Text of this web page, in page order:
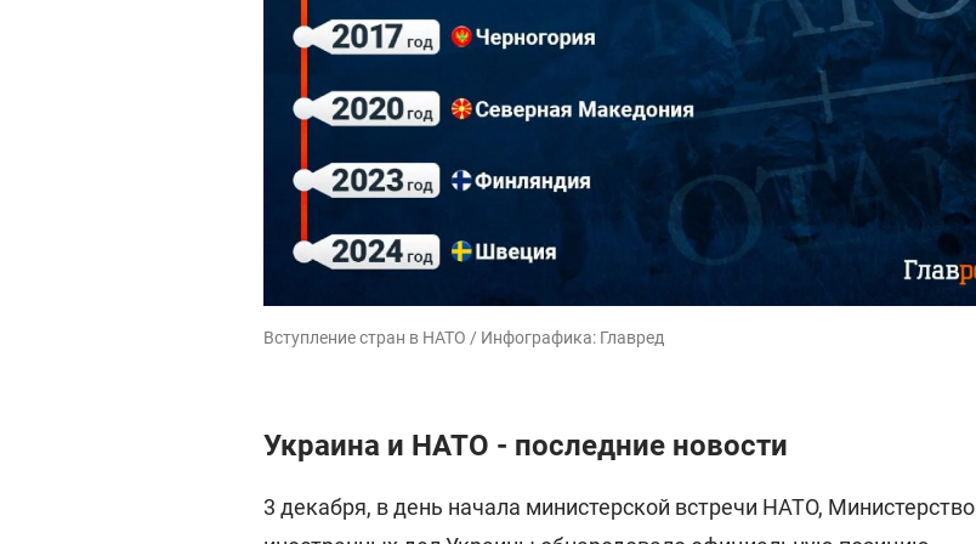
Вступление стран в НАТО / Инфографика: Главред
Украина и НАТО - последние новости
3 декабря, в день начала министерской встречи НАТО, Министерство